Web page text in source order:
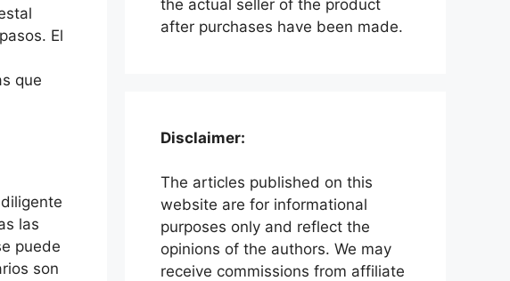
El
que
las
puede
son
the actual seller of the product
after purchases have been made.
Disclaimer:
The articles published on this
website are for informational
purposes only and reflect the
opinions of the authors. We may
receive commissions from affiliate